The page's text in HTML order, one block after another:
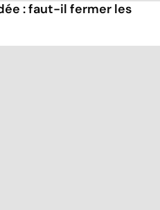
: faut-il fermer les